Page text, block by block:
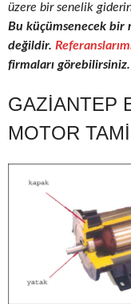
üzere bir senelik
Bu küçümsenecek bir
değildir.
firmaları görebilirsiniz.
GAZIANTEP
MOTOR